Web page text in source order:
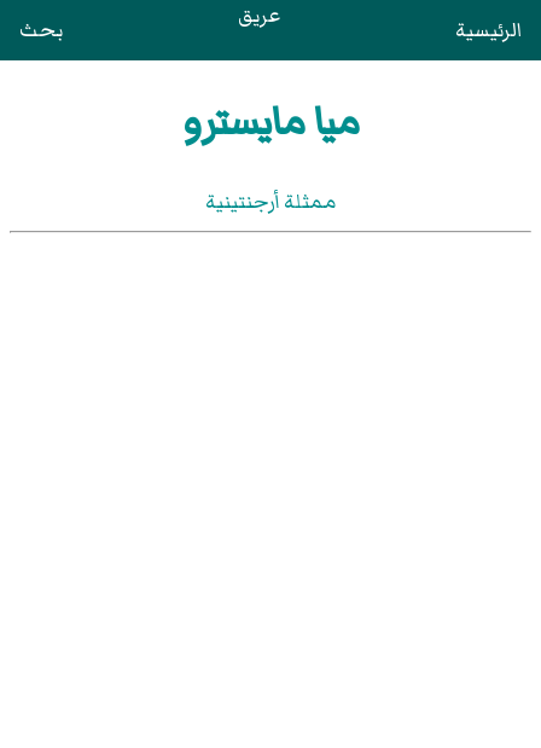
الرئيسية عريق بحث
ميا مايسترو
ممثلة أرجنتينية